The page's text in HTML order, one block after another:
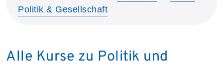
Politik & Gesellschaft
Alle Kurse zu Politik und